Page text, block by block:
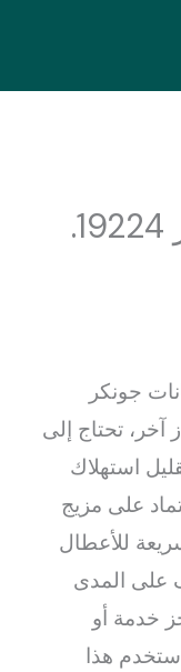
جونكر
آخر، تحتاج إلى
استهلاك
على مزيج
للأعطال
على المدى
خدمة أو
هذا